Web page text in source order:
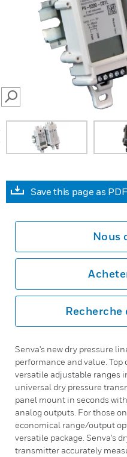
SEARCH
Save this page as PDF
Nous
Recherche
Senva's new dry pressure
performance and value.
versatile adjustable ranges
universal dry pressure
panel mount in seconds
analog outputs. For those
economical range/output
versatile package. Senva's
transmitter accurately